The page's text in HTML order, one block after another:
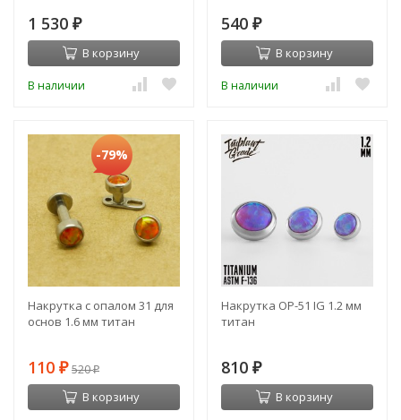
1 530 ₽
В корзину
В наличии
540 ₽
В корзину
В наличии
-79%
Накрутка с опалом 31 для
основ 1.6 мм титан
110 ₽ 520₽
В корзину
Накрутка OP-51 IG 1.2 мм
титан
810 ₽
В корзину